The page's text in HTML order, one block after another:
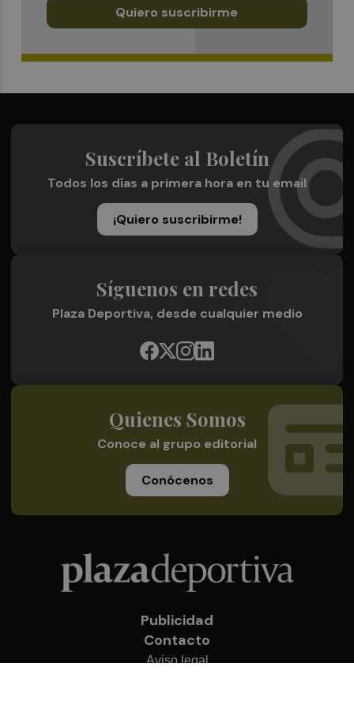
Quiero suscribirme
Suscríbete al Boletín
Todos los días a primera hora en tu email
¡Quiero suscribirme!
Síguenos en redes
Plaza Deportiva, desde cualquier medio
Quienes Somos
Conoce al grupo editorial
Conócenos
Publicidad
Contacto
Aviso legal